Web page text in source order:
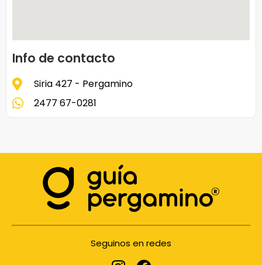
Info de contacto
Siria 427 - Pergamino
2477 67-0281
Seguinos en redes